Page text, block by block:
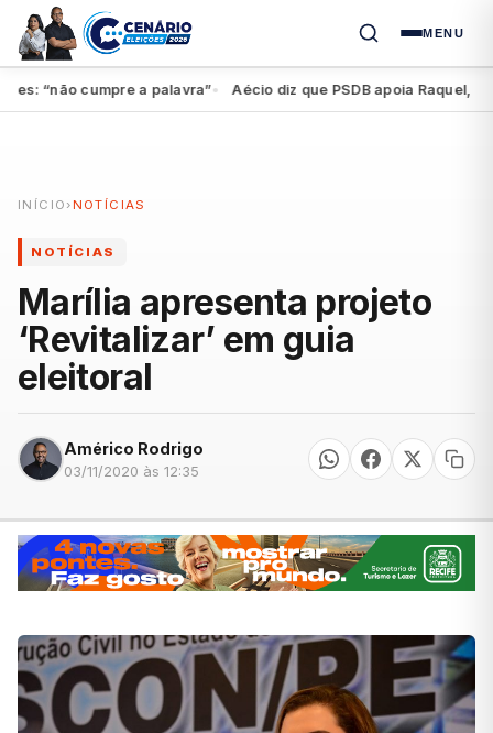
MENU
“não cumpre a palavra”● Aécio diz que PSDB apoia Raquel, mas
INÍCIO › NOTÍCIAS
NOTÍCIAS
Marília apresenta projeto
‘Revitalizar’ em guia
eleitoral
Américo Rodrigo
03/11/2020 às 12:35